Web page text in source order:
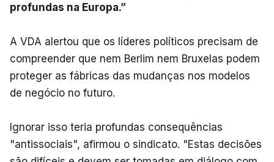
profundas na Europa.”
A VDA alertou que os líderes políticos precisam de
compreender que nem Berlim nem Bruxelas podem
proteger as fábricas das mudanças nos modelos
de negócio no futuro.
Ignorar isso teria profundas consequências
"antissociais", afirmou o sindicato. "Estas decisões